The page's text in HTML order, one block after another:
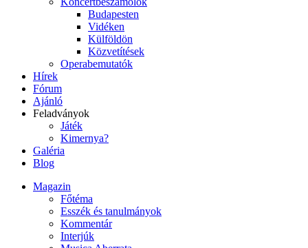
Budapesten
Vidéken
Külföldön
Közvetítések
Operabemutatók
Hírek
Fórum
Ajánló
Feladványok
Játék
Kimernya?
Galéria
Blog
Magazin
Főtéma
Esszék és tanulmányok
Kommentár
Interjúk